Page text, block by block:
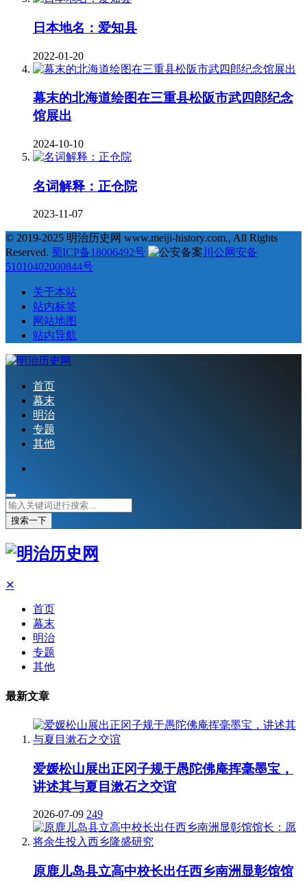
日本地名：爱知县
2022-01-20
幕末的北海道绘图在三重县松阪市武四郎纪念
馆展出
2024-10-10
名词解释：正仓院
2023-11-07
© 2019-2025 明治历史网 www.meiji-history.com., All Rights
Reserved. 蜀ICP备18006492号
川公网安备
51010402000844号
关于本站
站内标签
网站地图
站内导航
首页
幕末
明治
专题
其他
搜索一下
✕
首页
幕末
明治
专题
其他
最新文章
爱媛松山展出正冈子规于愚陀佛庵挥毫墨宝，
讲述其与夏目漱石之交谊
2026-07-09 249
原鹿儿岛县立高中校长出任西乡南洲显彰馆馆